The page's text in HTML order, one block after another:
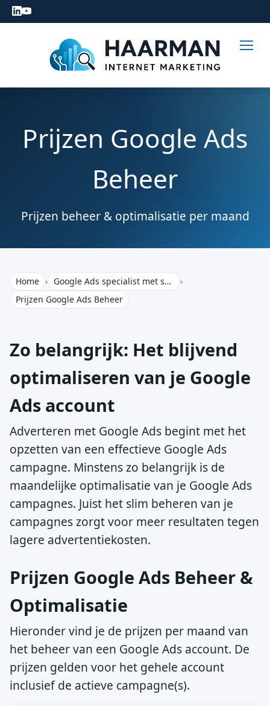
Prijzen Google Ads
Beheer
Prijzen beheer & optimalisatie per maand
Home › Google Ads specialist met scherpe tarieven
›
Prijzen Google Ads Beheer
Zo belangrijk: Het blijvend
optimaliseren van je Google
Ads account
Adverteren met Google Ads begint met het
opzetten van een effectieve Google Ads
campagne. Minstens zo belangrijk is de
maandelijke optimalisatie van je Google Ads
campagnes. Juist het slim beheren van je
campagnes zorgt voor meer resultaten tegen
lagere advertentiekosten.
Prijzen Google Ads Beheer &
Optimalisatie
Hieronder vind je de prijzen per maand van
het beheer van een Google Ads account. De
prijzen gelden voor het gehele account
inclusief de actieve campagne(s).